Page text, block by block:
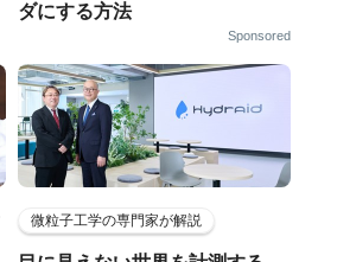
ダにする方法
Sponsored
微粒子工学の専門家が解説